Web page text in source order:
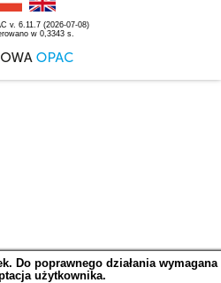
v. 6.11.7 (2026-07-08)
w 0,3343 s.
Do poprawnego działania wymagana
użytkownika.